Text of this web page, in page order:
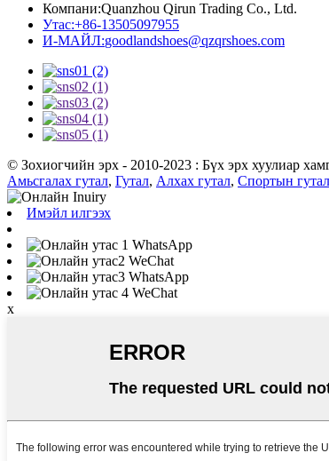
Компани:Quanzhou Qirun Trading Co., Ltd.
Утас:+86-13505097955
И-МАЙЛ:goodlandshoes@qzqrshoes.com
© Зохиогчийн эрх - 2010-2023 : Бүх эрх хуулиар
Амьсгалах гутал, Гутал, Алхах гутал, Спортын гутал
Имэйл илгээх
WhatsApp
WeChat
WhatsApp
WeChat
x